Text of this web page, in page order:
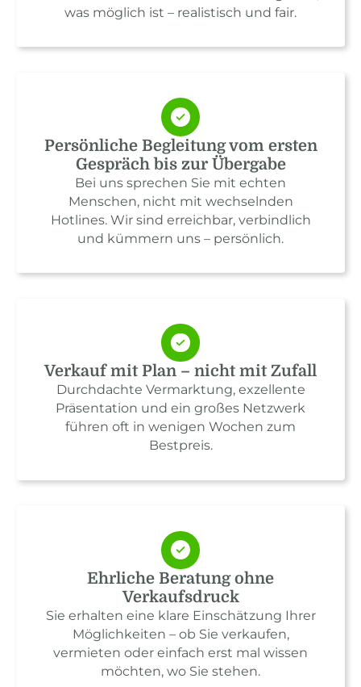
was möglich ist – realistisch und fair.
Persönliche Begleitung vom ersten
Gespräch bis zur Übergabe
Bei uns sprechen Sie mit echten
Menschen, nicht mit wechselnden
Hotlines. Wir sind erreichbar, verbindlich
und kümmern uns – persönlich.
Verkauf mit Plan – nicht mit Zufall
Durchdachte Vermarktung, exzellente
Präsentation und ein großes Netzwerk
führen oft in wenigen Wochen zum
Bestpreis.
Ehrliche Beratung ohne
Verkaufsdruck
Sie erhalten eine klare Einschätzung Ihrer
Möglichkeiten – ob Sie verkaufen,
vermieten oder einfach erst mal wissen
möchten, wo Sie stehen.